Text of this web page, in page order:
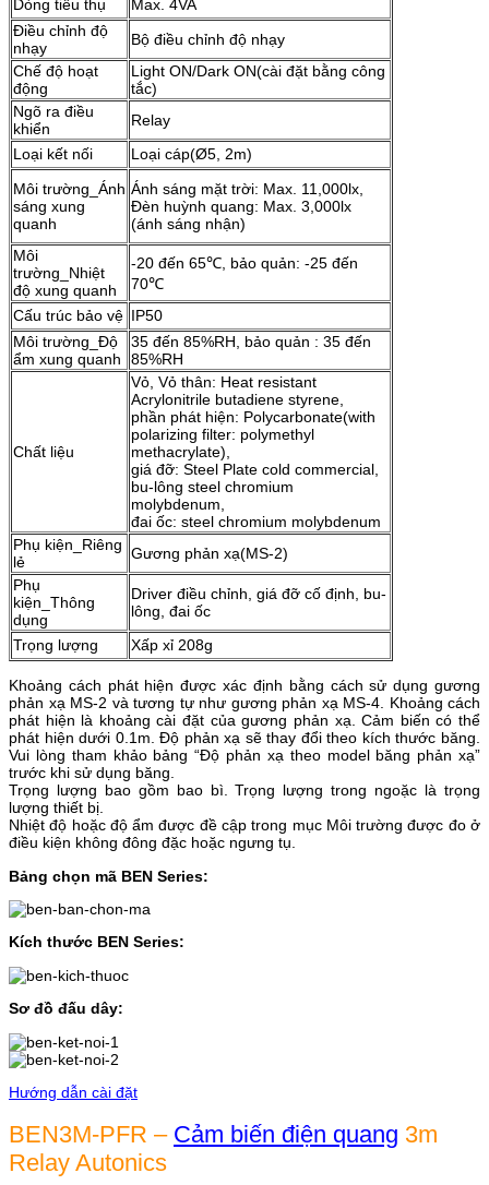
Dòng tiêu thụ
Max. 4VA
Điều chỉnh độ
nhạy
Bộ điều chỉnh độ nhạy
Chế độ hoạt
động
Light ON/Dark ON(cài đặt bằng công
tắc)
Ngõ ra điều
khiển
Relay
Loại kết nối
Loại cáp(Ø5, 2m)
Môi trường_Ánh
sáng xung
quanh
Ánh sáng mặt trời: Max. 11,000lx,
Đèn huỳnh quang: Max. 3,000lx
(ánh sáng nhận)
Môi
trường_Nhiệt
độ xung quanh
-20 đến 65℃, bảo quản: -25 đến
70℃
Cấu trúc bảo vệ IP50
Môi trường_Độ
ẩm xung quanh
35 đến 85%RH, bảo quản : 35 đến
85%RH
Chất liệu
Vỏ, Vỏ thân: Heat resistant
Acrylonitrile butadiene styrene,
phần phát hiện: Polycarbonate(with
polarizing filter: polymethyl
methacrylate),
giá đỡ: Steel Plate cold commercial,
bu-lông steel chromium
molybdenum,
đai ốc: steel chromium molybdenum
Phụ kiện_Riêng
lẻ
Gương phản xạ(MS-2)
Phụ
kiện_Thông
dụng
Driver điều chỉnh, giá đỡ cố định, bu-
lông, đai ốc
Trọng lượng
Xấp xỉ 208g
Khoảng cách phát hiện được xác định bằng cách sử dụng gương
phản xạ MS-2 và tương tự như gương phản xạ MS-4. Khoảng cách
phát hiện là khoảng cài đặt của gương phản xạ. Cảm biến có thể
phát hiện dưới 0.1m. Độ phản xạ sẽ thay đổi theo kích thước băng.
Vui lòng tham khảo bảng “Độ phản xạ theo model băng phản xạ”
trước khi sử dụng băng.
Trọng lượng bao gồm bao bì. Trọng lượng trong ngoặc là trọng
lượng thiết bị.
Nhiệt độ hoặc độ ẩm được đề cập trong mục Môi trường được đo ở
điều kiện không đông đặc hoặc ngưng tụ.
Bảng chọn mã BEN Series:
Kích thước BEN Series:
Sơ đồ đấu dây:
Hướng dẫn cài đặt
BEN3M-PFR – Cảm biến điện quang 3m
Relay Autonics